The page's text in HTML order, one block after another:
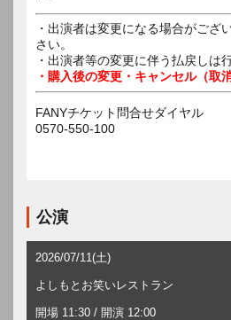
・出演者は変更になる場合がござ
さい。
・出演者等の変更に伴う払戻しは
・購入後の変更・キャンセル（取
FANYチケット問合せダイヤル
0570-550-100
公演
2026/07/11(土)
よしもとお笑いレストラン
開場 11:30 / 開演 12:00